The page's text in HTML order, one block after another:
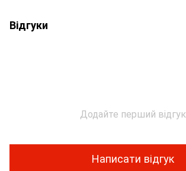
Відгуки
Додайте перший відгук
Написати відгук